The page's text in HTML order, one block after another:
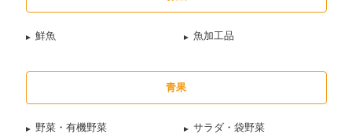
鮮魚 魚加工品
青果
野菜・有機野菜
サラダ・袋野菜